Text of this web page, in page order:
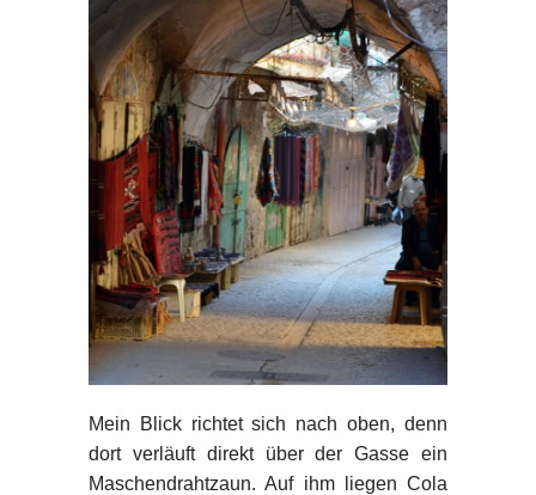
Mein Blick richtet sich nach oben, denn
dort verläuft direkt über der Gasse ein
Maschendrahtzaun. Auf ihm liegen Cola